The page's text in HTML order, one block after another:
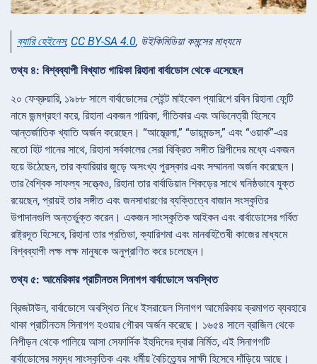
ব্যারি হেইনেস, CC BY-SA 4.0, উইকিমিডিয়া কমন্সের মাধ্যমে
তথ্য ৪: বিশ্বব্যাপী বিখ্যাত গায়িকা রিহানা বার্বাডোস থেকে এসেছেন
২০ ফেব্রুয়ারি, ১৯৮৮ সালে বার্বাডোসের সেইন্ট মাইকেল প্যারিশে রবিন রিহানা ফেন্টি
নামে জন্মগ্রহণ করে, রিহানা একজন গায়িকা, গীতিকার এবং অভিনেত্রী হিসেবে
আন্তর্জাতিক খ্যাতি অর্জন করেছেন। “আম্ব্রেলা,” “ডায়মন্ডস,” এবং “ওয়ার্ক”-এর
মতো হিট গানের সাথে, রিহানা সর্বকালের সেরা বিক্রিত সঙ্গীত শিল্পীদের মধ্যে একজন
হয়ে উঠেছেন, তার ক্যারিয়ার জুড়ে অসংখ্য পুরস্কার এবং সম্মাননা অর্জন করেছেন।
তার বৈশ্বিক সাফল্য সত্ত্বেও, রিহানা তার বার্বাডিয়ান শিকড়ের সাথে ঘনিষ্ঠভাবে যুক্ত
রয়েছেন, প্রায়ই তার সঙ্গীত এবং জনসাধারণের ব্যক্তিত্বে বাজান সংস্কৃতির
উপাদানগুলি অন্তর্ভুক্ত করেন। একজন সাংস্কৃতিক আইকন এবং বার্বাডোসের গর্বিত
রাষ্ট্রদূত হিসেবে, রিহানা তার প্রতিভা, ক্যারিশমা এবং মানবহিতৈষী কাজের মাধ্যমে
বিশ্বব্যাপী লক্ষ লক্ষ মানুষকে অনুপ্রাণিত করে চলেছেন।
তথ্য ৫: আমেরিকার প্রাচীনতম সিনাগগ বার্বাডোসে অবস্থিত
ব্রিজটাউন, বার্বাডোসে অবস্থিত নিধে ইসরায়েল সিনাগগ আমেরিকায় ক্রমাগত ব্যবহারে
থাকা প্রাচীনতম সিনাগগ হওয়ার গৌরব অর্জন করেছে। ১৬৫৪ সালে ব্রাজিল থেকে
নিপীড়ন থেকে পালিয়ে আসা সেফার্দিক ইহুদিদের দ্বারা নির্মিত, এই সিনাগগটি
বার্বাডোসের সমৃদ্ধ সাংস্কৃতিক এবং ধর্মীয় বৈচিত্র্যের সাক্ষী হিসেবে দাঁড়িয়ে আছে।